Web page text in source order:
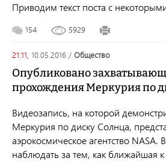
Приводим текст поста с
154 5929
21:11, 10.05.2016 / общество
Опубликовано
прохождения Меркурия по
Видеозапись, на которой
Меркурия по диску Солнца,
аэрокосмическое агентство NASA.
наблюдать за тем, как ближайшая